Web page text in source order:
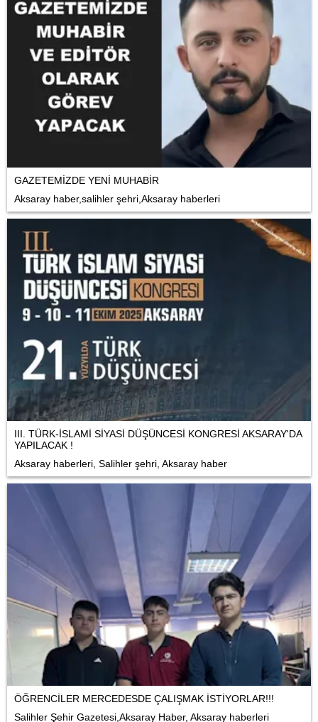
GAZETEMİZDE YENİ MUHABİR
Aksaray haber,salihler şehri,Aksaray haberleri
III. TÜRK-İSLAMİ SİYASİ DÜŞÜNCESİ KONGRESİ AKSARAY'DA
YAPILACAK !
Aksaray haberleri, Salihler şehri, Aksaray haber
ÖĞRENCİLER MERCEDESDE ÇALIŞMAK İSTİYORLAR!!!
Salihler Şehir Gazetesi,Aksaray Haber, Aksaray haberleri